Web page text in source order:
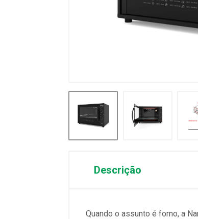
Descrição
Quando o assunto é forno, a